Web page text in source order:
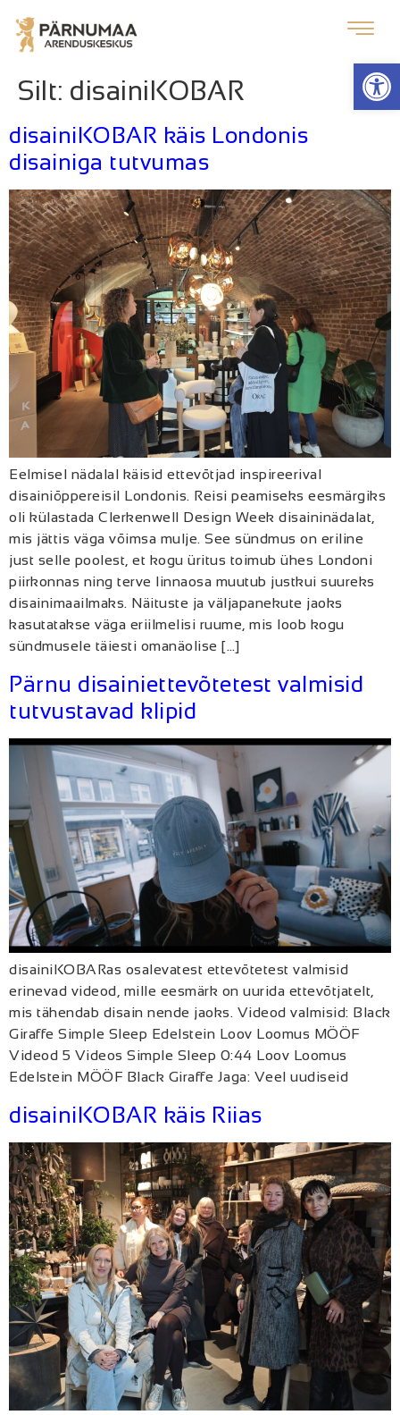
Silt: disainiKOBAR
disainiKOBAR käis Londonis
disainiga tutvumas
Eelmisel nädalal käisid ettevõtjad inspireerival
disainiõppereisil Londonis. Reisi peamiseks eesmärgiks
oli külastada Clerkenwell Design Week disaininädalat,
mis jättis väga võimsa mulje. See sündmus on eriline
just selle poolest, et kogu üritus toimub ühes Londoni
piirkonnas ning terve linnaosa muutub justkui suureks
disainimaailmaks. Näituste ja väljapanekute jaoks
kasutatakse väga eriilmelisi ruume, mis loob kogu
sündmusele täiesti omanäolise […]
Pärnu disainiettevõtetest valmisid
tutvustavad klipid
disainiKOBARas osalevatest ettevõtetest valmisid
erinevad videod, mille eesmärk on uurida ettevõtjatelt,
mis tähendab disain nende jaoks. Videod valmisid: Black
Giraffe Simple Sleep Edelstein Loov Loomus MÖÖF
Videod 5 Videos Simple Sleep 0:44 Loov Loomus
Edelstein MÖÖF Black Giraffe Jaga: Veel uudiseid
disainiKOBAR käis Riias